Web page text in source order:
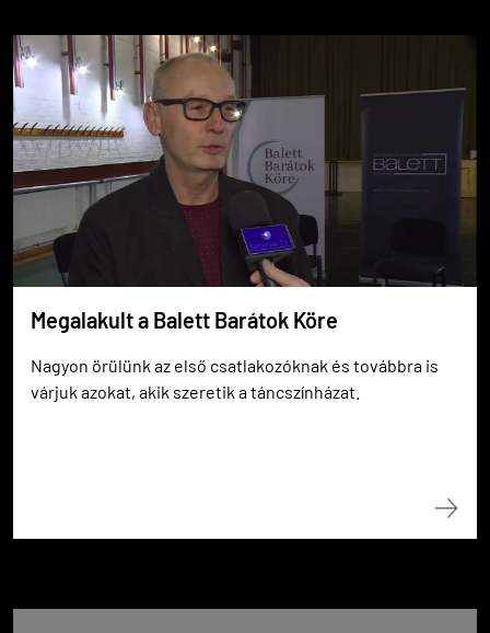
Megalakult a Balett Barátok Köre
Nagyon örülünk az első csatlakozóknak és továbbra is
várjuk azokat, akik szeretik a táncszínházat.